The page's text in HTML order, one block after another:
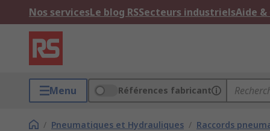
Nos servicesLe blog RSSecteurs industrielsAide
Menu Références fabricant
/ Pneumatiques et Hydrauliques / Raccords